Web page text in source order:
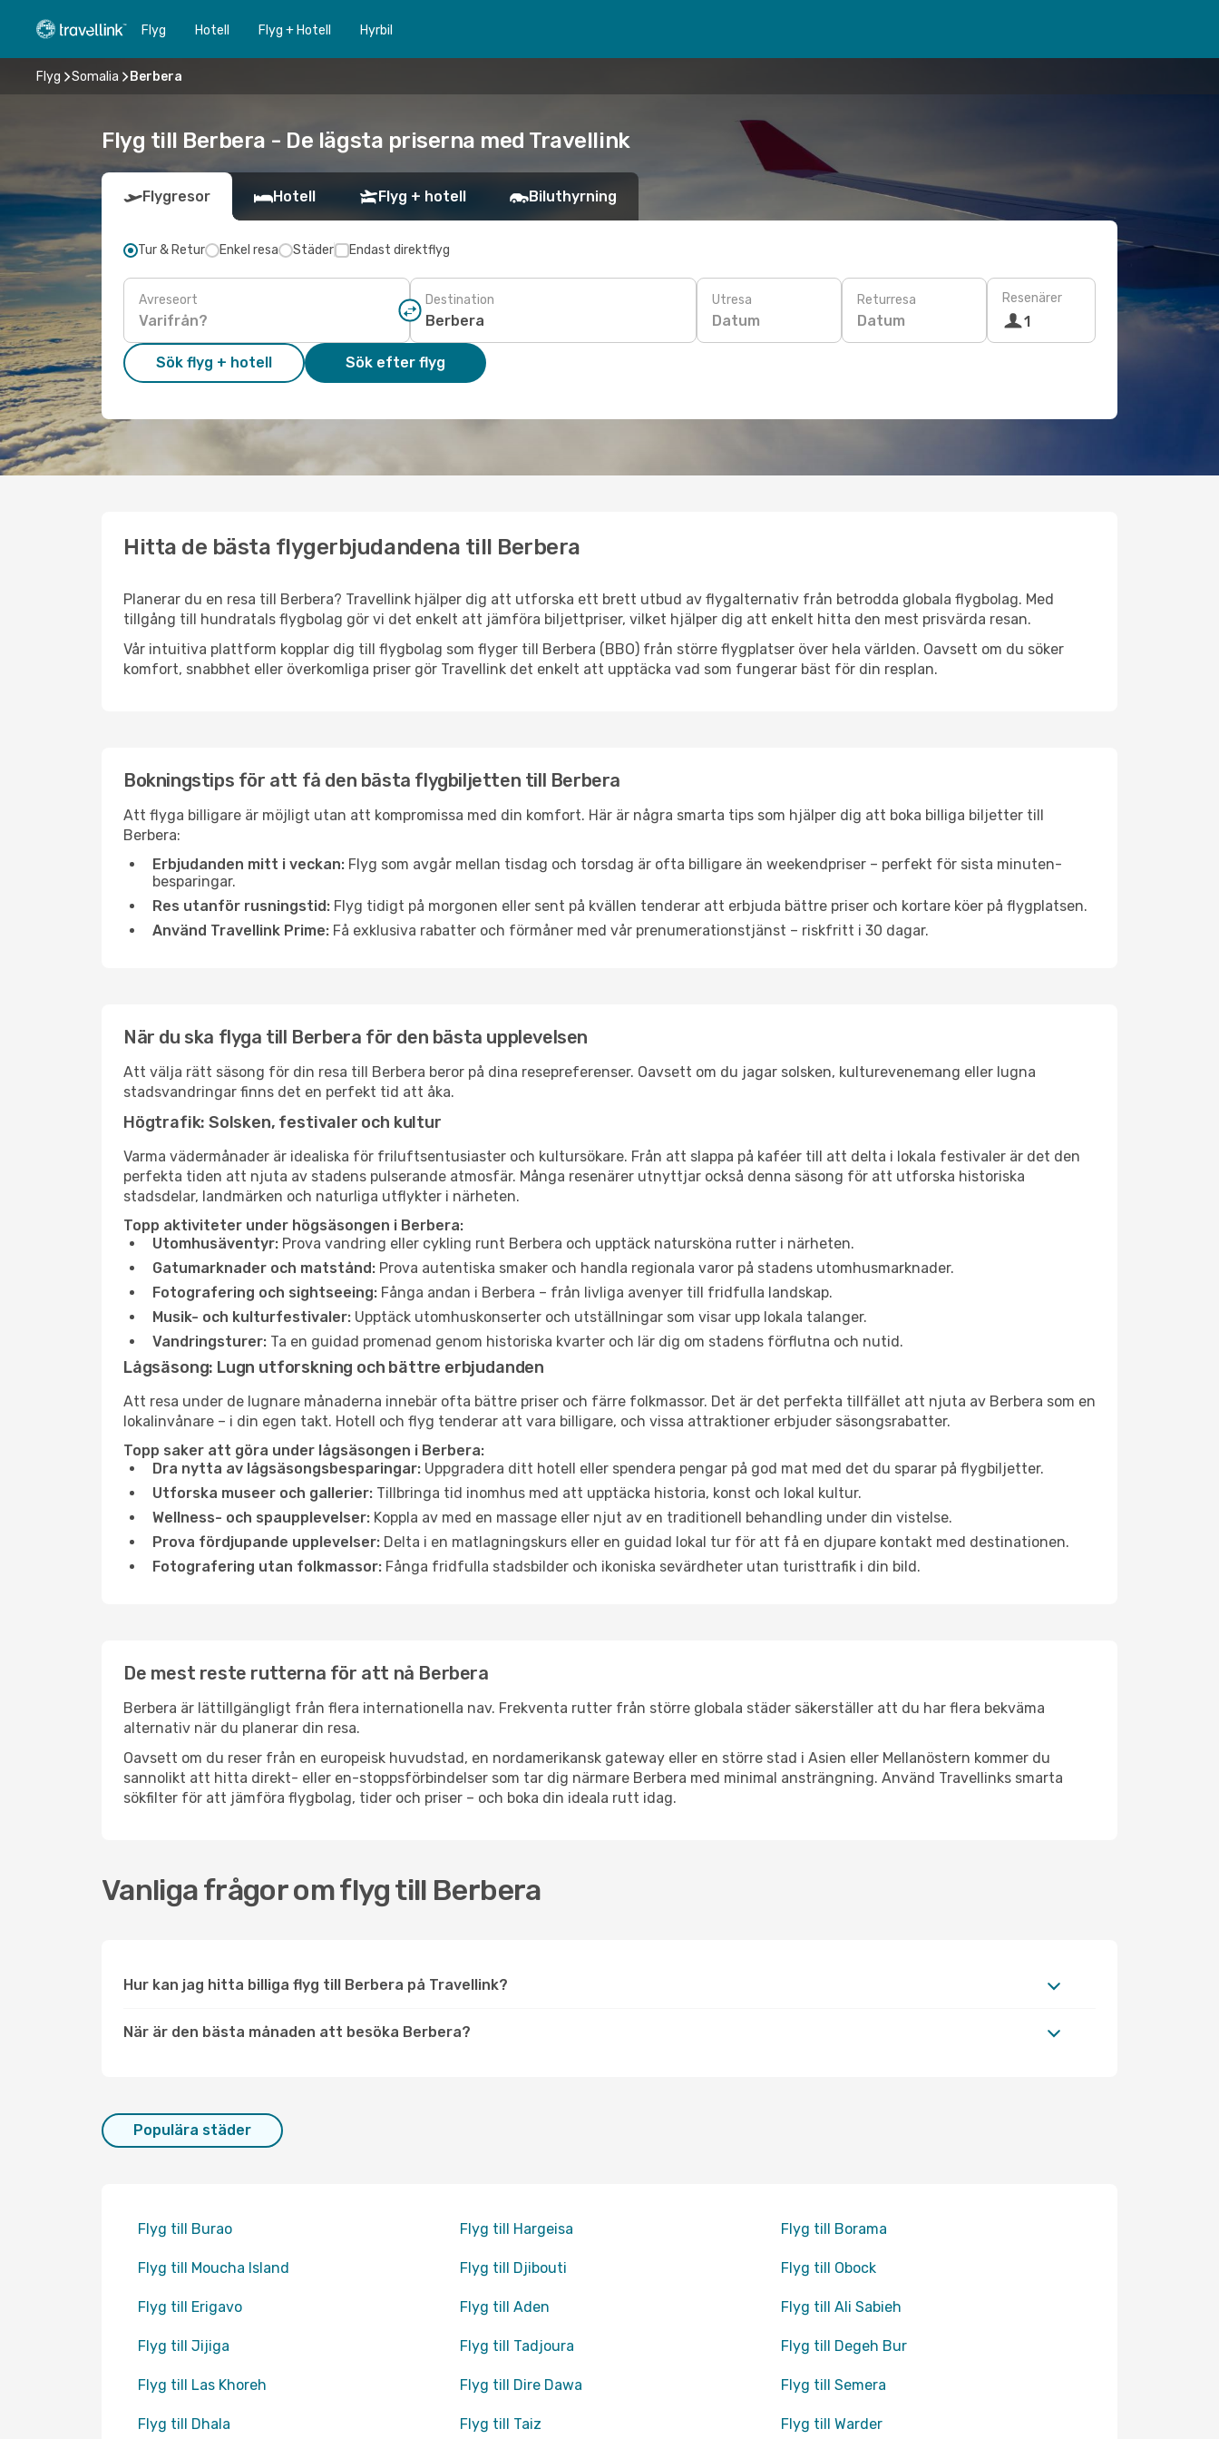
Flyg Hotell Flyg + Hotell Hyrbil
Flyg Somalia Berbera
Flyg till Berbera - De lägsta priserna med Travellink
Flygresor Hotell Flyg + hotell Biluthyrning
Tur & Retur Enkel resa Städer Endast direktflyg
Avreseort Destination Utresa
Datum
Returresa
Datum
Resenärer
1
Sök flyg + hotell Sök efter flyg
Hitta de bästa flygerbjudandena till Berbera
Planerar du en resa till Berbera? Travellink hjälper dig att utforska ett brett utbud av flygalternativ från betrodda globala flygbolag. Med
tillgång till hundratals flygbolag gör vi det enkelt att jämföra biljettpriser, vilket hjälper dig att enkelt hitta den mest prisvärda resan.
Vår intuitiva plattform kopplar dig till flygbolag som flyger till Berbera (BBO) från större flygplatser över hela världen. Oavsett om du söker
komfort, snabbhet eller överkomliga priser gör Travellink det enkelt att upptäcka vad som fungerar bäst för din resplan.
Bokningstips för att få den bästa flygbiljetten till Berbera
Att flyga billigare är möjligt utan att kompromissa med din komfort. Här är några smarta tips som hjälper dig att boka billiga biljetter till
Berbera:
Erbjudanden mitt i veckan: Flyg som avgår mellan tisdag och torsdag är ofta billigare än weekendpriser – perfekt för sista minuten-
besparingar.
Res utanför rusningstid: Flyg tidigt på morgonen eller sent på kvällen tenderar att erbjuda bättre priser och kortare köer på flygplatsen.
Använd Travellink Prime: Få exklusiva rabatter och förmåner med vår prenumerationstjänst – riskfritt i 30 dagar.
När du ska flyga till Berbera för den bästa upplevelsen
Att välja rätt säsong för din resa till Berbera beror på dina resepreferenser. Oavsett om du jagar solsken, kulturevenemang eller lugna
stadsvandringar finns det en perfekt tid att åka.
Högtrafik: Solsken, festivaler och kultur
Varma vädermånader är idealiska för friluftsentusiaster och kultursökare. Från att slappa på kaféer till att delta i lokala festivaler är det den
perfekta tiden att njuta av stadens pulserande atmosfär. Många resenärer utnyttjar också denna säsong för att utforska historiska
stadsdelar, landmärken och naturliga utflykter i närheten.
Topp aktiviteter under högsäsongen i Berbera:
Utomhusäventyr: Prova vandring eller cykling runt Berbera och upptäck natursköna rutter i närheten.
Gatumarknader och matstånd: Prova autentiska smaker och handla regionala varor på stadens utomhusmarknader.
Fotografering och sightseeing: Fånga andan i Berbera – från livliga avenyer till fridfulla landskap.
Musik- och kulturfestivaler: Upptäck utomhuskonserter och utställningar som visar upp lokala talanger.
Vandringsturer: Ta en guidad promenad genom historiska kvarter och lär dig om stadens förflutna och nutid.
Lågsäsong: Lugn utforskning och bättre erbjudanden
Att resa under de lugnare månaderna innebär ofta bättre priser och färre folkmassor. Det är det perfekta tillfället att njuta av Berbera som en
lokalinvånare – i din egen takt. Hotell och flyg tenderar att vara billigare, och vissa attraktioner erbjuder säsongsrabatter.
Topp saker att göra under lågsäsongen i Berbera:
Dra nytta av lågsäsongsbesparingar: Uppgradera ditt hotell eller spendera pengar på god mat med det du sparar på flygbiljetter.
Utforska museer och gallerier: Tillbringa tid inomhus med att upptäcka historia, konst och lokal kultur.
Wellness- och spaupplevelser: Koppla av med en massage eller njut av en traditionell behandling under din vistelse.
Prova fördjupande upplevelser: Delta i en matlagningskurs eller en guidad lokal tur för att få en djupare kontakt med destinationen.
Fotografering utan folkmassor: Fånga fridfulla stadsbilder och ikoniska sevärdheter utan turisttrafik i din bild.
De mest reste rutterna för att nå Berbera
Berbera är lättillgängligt från flera internationella nav. Frekventa rutter från större globala städer säkerställer att du har flera bekväma
alternativ när du planerar din resa.
Oavsett om du reser från en europeisk huvudstad, en nordamerikansk gateway eller en större stad i Asien eller Mellanöstern kommer du
sannolikt att hitta direkt- eller en-stoppsförbindelser som tar dig närmare Berbera med minimal ansträngning. Använd Travellinks smarta
sökfilter för att jämföra flygbolag, tider och priser – och boka din ideala rutt idag.
Vanliga frågor om flyg till Berbera
Hur kan jag hitta billiga flyg till Berbera på Travellink?
När är den bästa månaden att besöka Berbera?
Populära städer
Flyg till Burao Flyg till Hargeisa Flyg till Borama
Flyg till Moucha Island Flyg till Djibouti Flyg till Obock
Flyg till Erigavo Flyg till Aden Flyg till Ali Sabieh
Flyg till Jijiga Flyg till Tadjoura Flyg till Degeh Bur
Flyg till Las Khoreh Flyg till Dire Dawa Flyg till Semera
Flyg till Dhala Flyg till Taiz Flyg till Warder